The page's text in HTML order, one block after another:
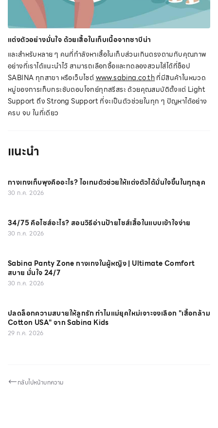
แต่งตัวอย่างมั่นใจ ด้วยเสื้อในเก็บเนื้อจากซาบีน่า
และสำหรับหลาย ๆ คนที่กำลังหาเสื้อในเก็บส่วนเกินตรงตามกับคุณภาพ
อย่างที่เราได้แนะนำไว้ สามารถเลือกซื้อและทดลองสวมใส่ได้ที่ช็อป
SABINA ทุกสาขา หรือเว็บไซต์www.sabina.co.thที่มีสินค้าในหมวด
หมู่ของการเก็บกระชับตอบโจทย์ทุกสรีสระ ด้วยคุณสมบัติตั้งแต่ Light
Support ถึง Strong Support ที่จะเป็นตัวช่วยในทุก ๆ ปัญหาได้อย่าง
ครบ จบ ในที่เดียว
แนะนำ
กางเกงเก็บพุงคืออะไร? ไอเทมตัวช่วยให้แต่งตัวได้มั่นใจขึ้นในทุกลุค
30 ก.ค. 2026
34/75 คือไซส์อะไร? สอนวิธีอ่านป้ายไซส์เสื้อในแบบเข้าใจง่าย
30 ก.ค. 2026
Sabina Panty Zone กางเกงในผู้หญิง | Ultimate Comfort
สบาย มั่นใจ 24/7
30 ก.ค. 2026
ปลดล็อกความสบายให้ลูกรัก ทำไมแม่ยุคใหม่เจาะจงเลือก "เสื้อกล้าม
Cotton USA" จาก Sabina Kids
29 ก.ค. 2026
กลับไปหน้าบทความ